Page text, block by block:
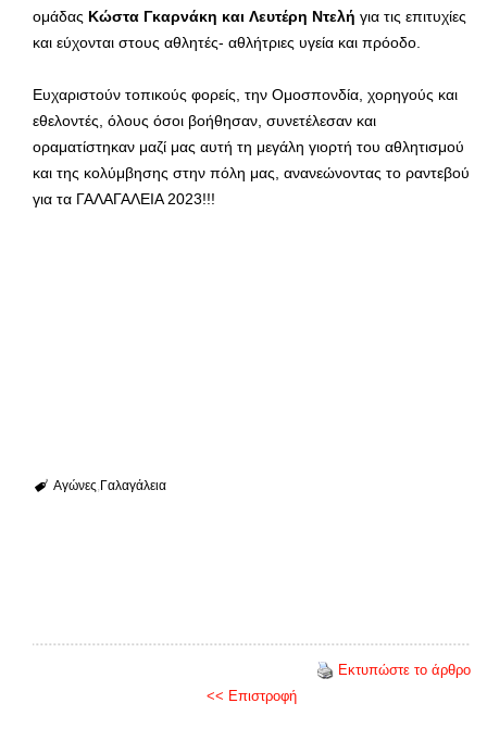
ομάδας Κώστα Γκαρνάκη και Λευτέρη Ντελή για τις επιτυχίες
και εύχονται στους αθλητές- αθλήτριες υγεία και πρόοδο.
Ευχαριστούν τοπικούς φορείς, την Ομοσπονδία, χορηγούς και
εθελοντές, όλους όσοι βοήθησαν, συνετέλεσαν και
οραματίστηκαν μαζί μας αυτή τη μεγάλη γιορτή του αθλητισμού
και της κολύμβησης στην πόλη μας, ανανεώνοντας το ραντεβού
για τα ΓΑΛΑΓΑΛΕΙΑ 2023!!!
Αγώνες Γαλαγάλεια
Εκτυπώστε το άρθρο
<< Επιστροφή